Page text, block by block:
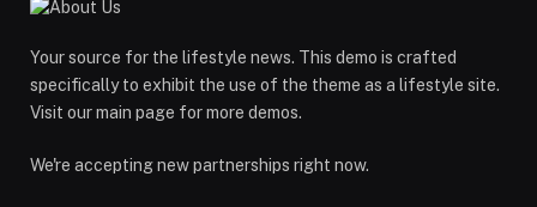
Your source for the lifestyle news. This demo is crafted
specifically to exhibit the use of the theme as a lifestyle site.
Visit our main page for more demos.
We're accepting new partnerships right now.